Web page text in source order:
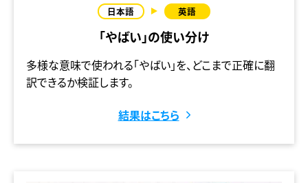
「やばい」の使い分け
多様な意味で使われる「やばい」を、どこまで正確に翻
訳できるか検証します。
結果はこちら